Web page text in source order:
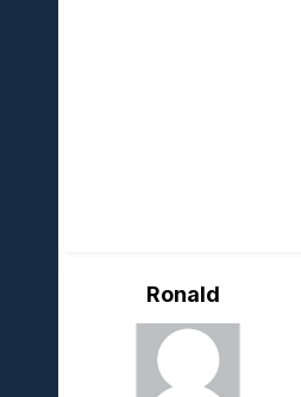
Ronald